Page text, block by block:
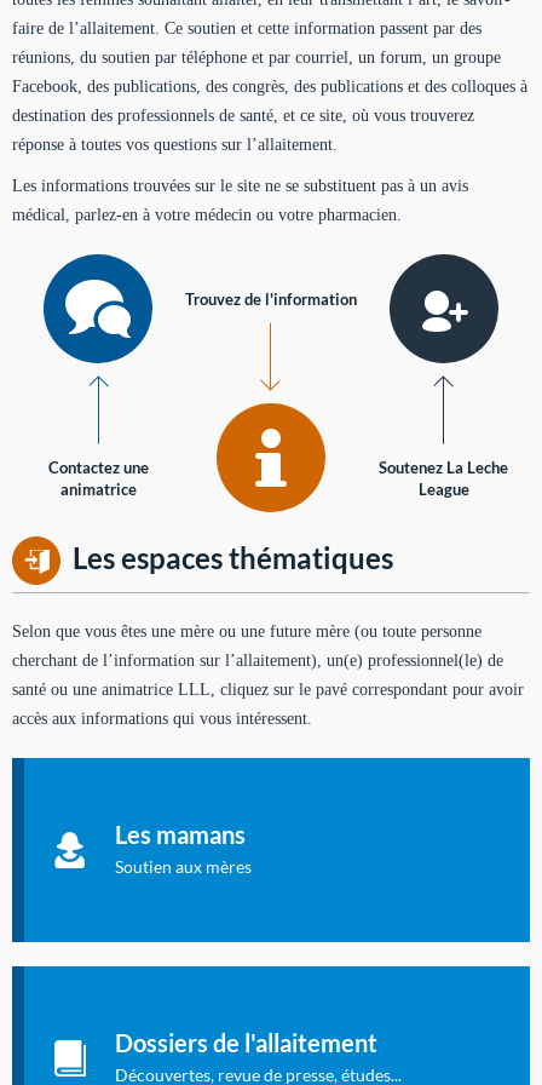
faire de l’allaitement. Ce soutien et cette information passent par des
réunions, du soutien par téléphone et par courriel, un forum, un groupe
Facebook, des publications, des congrès, des publications et des colloques à
destination des professionnels de santé, et ce site, où vous trouverez
réponse à toutes vos questions sur l’allaitement.
Les informations trouvées sur le site ne se substituent pas à un avis
médical, parlez-en à votre médecin ou votre pharmacien.
Contactez une
animatrice
Trouvez de l'information
Soutenez La Leche
League
Les espaces thématiques
Selon que vous êtes une mère ou une future mère (ou toute personne
cherchant de l’information sur l’allaitement), un(e) professionnel(le) de
santé ou une animatrice LLL, cliquez sur le pavé correspondant pour avoir
accès aux informations qui vous intéressent.
Les mamans
Soutien aux mères
à allaiter et vous informer : toutes les rubriques qui
concernent l'allaitement.
Dossiers de l'allaitement
Découvertes, revue de presse, études...
dernières études sur l'allaitement publiées dans la presse
internationale.